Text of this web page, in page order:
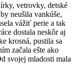
vetrovky, detské
neušila vankúše,
vážiť perie a tak
dostala neskôr aj
krosná, pustila sa
začala ešte ako
svojej mladosti mala